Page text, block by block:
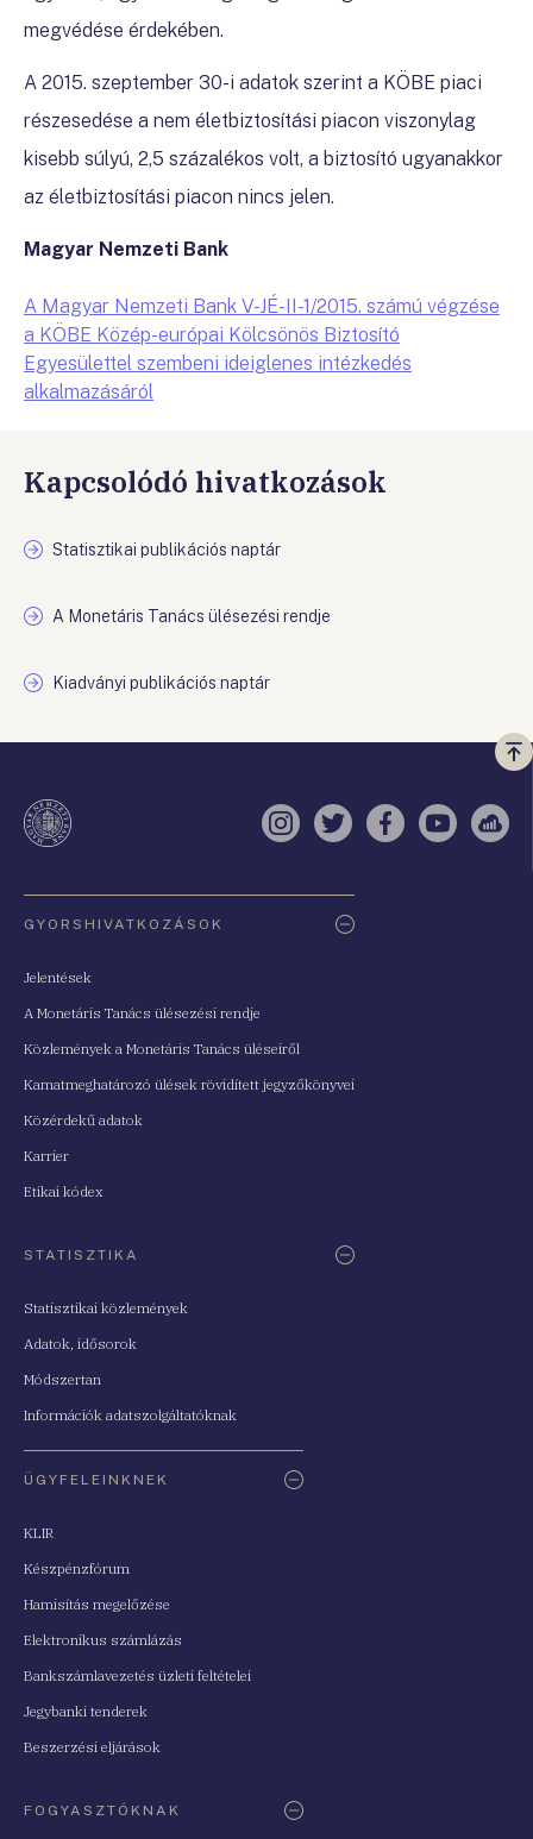
megvédése érdekében.
A 2015. szeptember 30-i adatok szerint a KÖBE piaci
részesedése a nem életbiztosítási piacon viszonylag
kisebb súlyú, 2,5 százalékos volt, a biztosító ugyanakkor
az életbiztosítási piacon nincs jelen.
Magyar Nemzeti Bank
A Magyar Nemzeti Bank V-JÉ-II-1/2015. számú végzése
a KÖBE Közép-európai Kölcsönös Biztosító
Egyesülettel szembeni ideiglenes intézkedés
alkalmazásáról
Kapcsolódó hivatkozások
Statisztikai publikációs naptár
A Monetáris Tanács ülésezési rendje
Kiadványi publikációs naptár
a
Instagram
TwitterFacebook
YouTube
GYORSHIVATKOZÁSOK
Jelentések
A Monetáris Tanács ülésezési rendje
Közlemények a Monetáris Tanács üléseiről
Kamatmeghatározó ülések rövidített jegyzőkönyvei
Közérdekű adatok
Karrier
Etikai kódex
STATISZTIKA
Statisztikai közlemények
Adatok, idősorok
Módszertan
Információk adatszolgáltatóknak
ÜGYFELEINKNEK
KLIR
Készpénzfórum
Hamisítás megelőzése
Elektronikus számlázás
Bankszámlavezetés üzleti feltételei
Jegybanki tenderek
Beszerzési eljárások
FOGYASZTÓKNAK